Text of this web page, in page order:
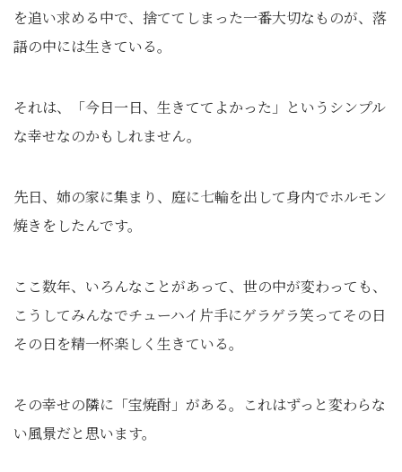
を追い求める中で、捨ててしまった一番大切なものが、落
語の中には生きている。
それは、「今日一日、生きててよかった」というシンプル
な幸せなのかもしれません。
先日、姉の家に集まり、庭に七輪を出して身内でホルモン
焼きをしたんです。
ここ数年、いろんなことがあって、世の中が変わっても、
こうしてみんなでチューハイ片手にゲラゲラ笑ってその日
その日を精一杯楽しく生きている。
その幸せの隣に「宝焼酎」がある。これはずっと変わらな
い風景だと思います。